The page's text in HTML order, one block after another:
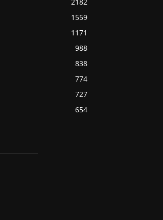
1559
1171
988
838
774
727
654